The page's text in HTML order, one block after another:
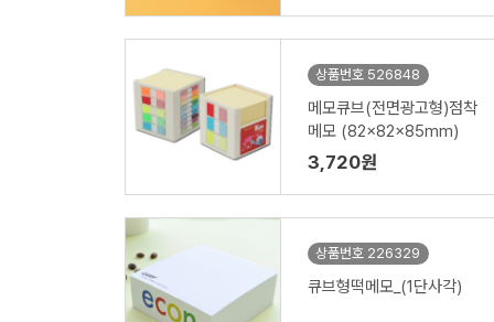
상품번호 526848
메모큐브(전면광고형)점착
메모 (82x82x85mm)
3,720원
상품번호 226329
큐브형떡메모_(1단사각)